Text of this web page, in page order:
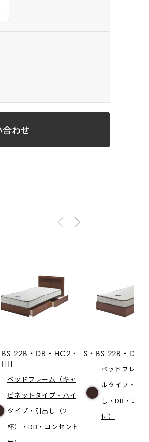
わせ
BS-22B・DB・HC2・
HH
ベッドフレーム（キャ
ビネットタイプ・ハイ
タイプ・引出し（2
杯）・DB・コンセント
S・BS-22B・DB
ベッドフレー
ルタイプ・引
し・DB・コン
付）